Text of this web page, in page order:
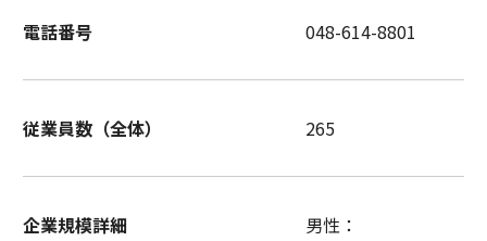
電話番号 048-614-8801
従業員数（全体） 265
企業規模詳細
男性：